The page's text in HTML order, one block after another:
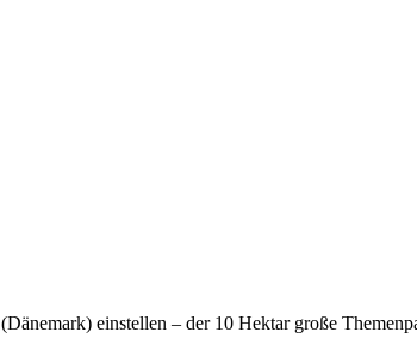
(Dänemark) einstellen – der 10 Hektar große